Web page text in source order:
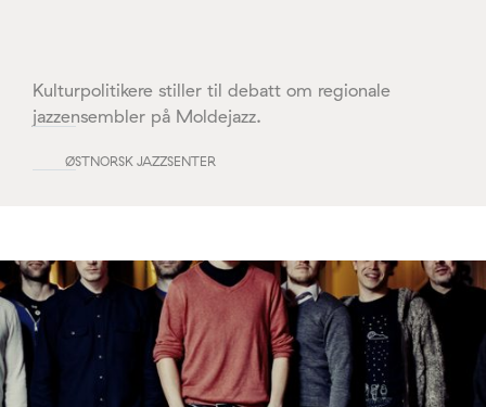
Kulturpolitikere stiller til debatt om regionale
jazzensembler på Moldejazz.
ØSTNORSK JAZZSENTER